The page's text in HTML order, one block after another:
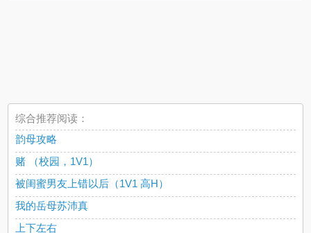
综合推荐阅读：
韵母攻略
赌 （校园，1V1）
被闺蜜男友上错以后（1V1 高H）
我的岳母苏沛真
上下左右